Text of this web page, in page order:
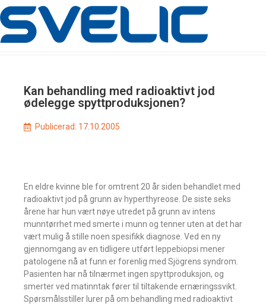
Kan behandling med radioaktivt jod
ødelegge spyttproduksjonen?
Publicerad: 17.10.2005
En eldre kvinne ble for omtrent 20 år siden behandlet med
radioaktivt jod på grunn av hyperthyreose. De siste seks
årene har hun vært nøye utredet på grunn av intens
munntørrhet med smerte i munn og tenner uten at det har
vært mulig å stille noen spesifikk diagnose. Ved en ny
gjennomgang av en tidligere utført leppebiopsi mener
patologene nå at funn er forenlig med Sjögrens syndrom.
Pasienten har nå tilnærmet ingen spyttproduksjon, og
smerter ved matinntak fører til tiltakende ernæringssvikt.
Spørsmålsstiller lurer på om behandling med radioaktivt